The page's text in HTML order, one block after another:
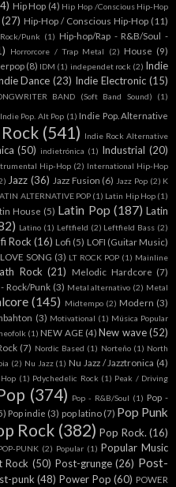
Hip Hop (4) Hip Hop /Conscious Hip-Hop
(27) Hip-Hop / Conscious Hip-Hop (11)
Punk (1) Hip-hop/Rap - R&B/Soul -
Horrorcore / Trap Metal (2) House (9)
(8) IDM (1) independet rock (2) Indie
Dance (23) Indie Electronic (15)
BAND (Soft Band Sound) (1)
Indie Pop. Alt Pop (1) Indie Pop. Alternative
(541) Indie Rock Alternative
(50) indietrónica (1) Industrial (20)
Hip-Hop (2) International Hip-Hop
Jazz (36) Jazz Fusion (6) Jazz Pop (2) K
ALTERNATIVE POP (1) Latin Hip Hop (1)
House (5) Latin Pop (187) Latin
Latino (1) Leftfield (2) Leftfield Bass (2)
Rock (16) Lofi (5) LOFI (Guitar Music)
LOVE SONG (3) LT ROCK POP (1) Mainline
Rock (21) Melodic Hardcore (7)
Rock/Punk (3) Metal alternativo (2) Metal
(145) Midtempo (2) Modern (3)
(3) Motivational (1) Música Popular
neofolk (1) NEW AGE (4) New wave (52)
(7) Nordic Based (1) Norteño (1) North
(2) Nu Jazz (1) Nu Jazz / Jazztronica (4)
(1) Pdychedelic Rock (1) Peak / Driving
(374) Pop - R&B/Soul (1) Pop -
Pop indie (3) pop latino (7) Pop Punk
Rock (382) Pop Rock. (16)
PUNK (2) Popular (1) Popular Music
Rock (50) Post-grunge (26) Post-
punk (48) Power Pop (60) POWER